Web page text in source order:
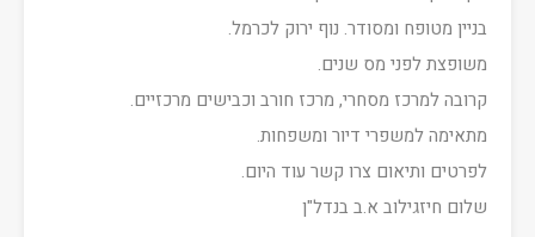
בניין מטופח ומסודר. נוף ירוק לכרמל.
משופצת לפני מס שנים.
קרובה למרכז מסחרי, מרכז חורב וכבישים מרכזיים.
מתאימה למשפרי דיור ומשפחות.
לפרטים ותיאום צרו קשר עוד היום.
שלום חיזגילוב א.ב בנדל"ן